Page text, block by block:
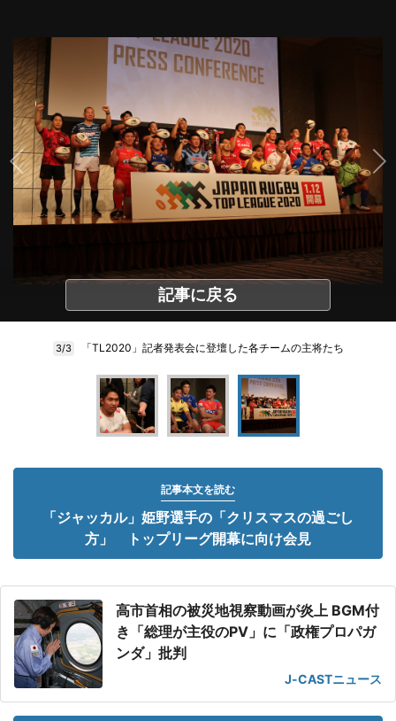
記事に戻る
3/3 「TL2020」記者発表会に登壇した各チームの主将たち
記事本文を読む
「ジャッカル」姫野選手の「クリスマスの過ごし
方」 トップリーグ開幕に向け会見
高市首相の被災地視察動画が炎上 BGM付
き「総理が主役のPV」に「政権プロパガ
ンダ」批判
J-CASTニュース